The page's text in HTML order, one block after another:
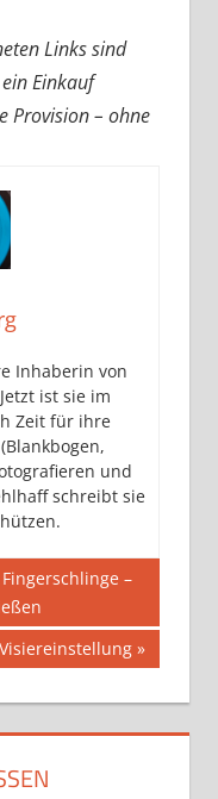
Links sind
Einkauf
Provision – ohne
Inhaberin von
ist sie im
Zeit für ihre
und
schreibt sie
–